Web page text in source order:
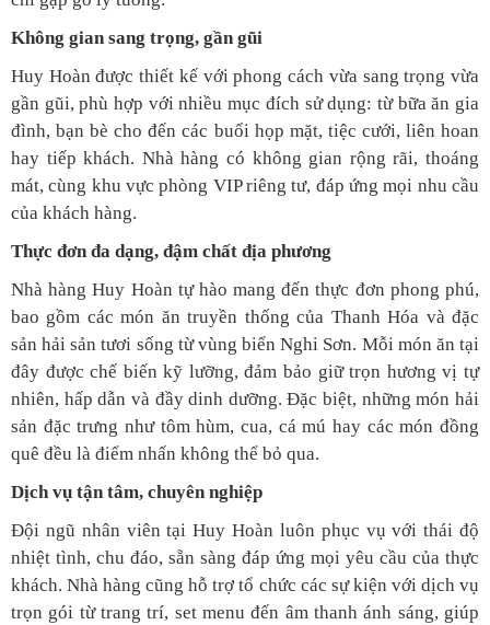
Không gian sang trọng, gần gũi
Huy Hoàn được thiết kế với phong cách vừa sang trọng vừa
gần gũi, phù hợp với nhiều mục đích sử dụng: từ bữa ăn gia
đình, bạn bè cho đến các buổi họp mặt, tiệc cưới, liên hoan
hay tiếp khách. Nhà hàng có không gian rộng rãi, thoáng
mát, cùng khu vực phòng VIP riêng tư, đáp ứng mọi nhu cầu
của khách hàng.
Thực đơn đa dạng, đậm chất địa phương
Nhà hàng Huy Hoàn tự hào mang đến thực đơn phong phú,
bao gồm các món ăn truyền thống của Thanh Hóa và đặc
sản hải sản tươi sống từ vùng biển Nghi Sơn. Mỗi món ăn tại
đây được chế biến kỹ lưỡng, đảm bảo giữ trọn hương vị tự
nhiên, hấp dẫn và đầy dinh dưỡng. Đặc biệt, những món hải
sản đặc trưng như tôm hùm, cua, cá mú hay các món đồng
quê đều là điểm nhấn không thể bỏ qua.
Dịch vụ tận tâm, chuyên nghiệp
Đội ngũ nhân viên tại Huy Hoàn luôn phục vụ với thái độ
nhiệt tình, chu đáo, sẵn sàng đáp ứng mọi yêu cầu của thực
khách. Nhà hàng cũng hỗ trợ tổ chức các sự kiện với dịch vụ
trọn gói từ trang trí, set menu đến âm thanh ánh sáng, giúp